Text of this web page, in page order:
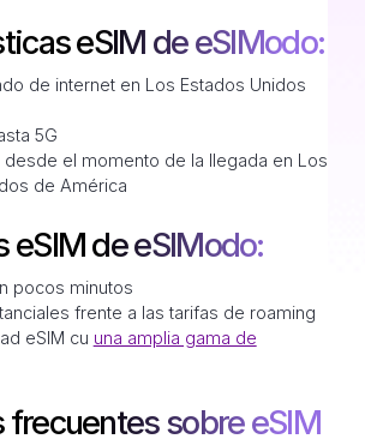
eSIM de eSIModo:
de internet en Los Estados Unidos
5G
desde el momento de la llegada en Los
de América
eSIM de eSIModo:
pocos minutos
frente a las tarifas de roaming
eSIM cu una amplia gama de
frecuentes sobre eSIM